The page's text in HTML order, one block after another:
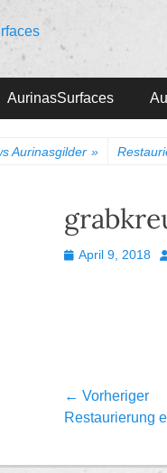
Surfaces
AurinasSurfaces
Aurinasgilder »
Veröffentlicht
April 9, 2018
← Vorheriger
Vorheriger
Restaurierung